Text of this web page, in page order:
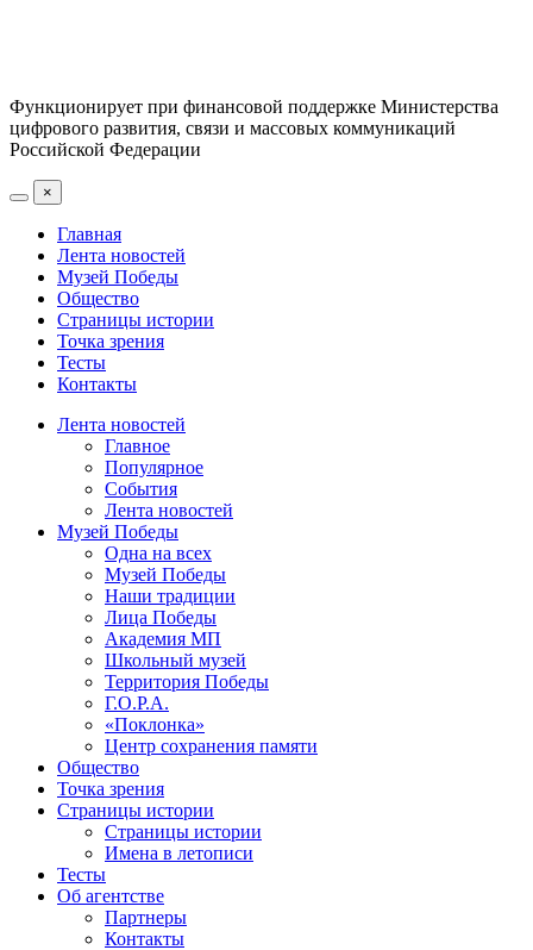
Функционирует при финансовой поддержке Министерства
цифрового развития, связи и массовых коммуникаций
Российской Федерации
×
Главная
Лента новостей
Музей Победы
Общество
Страницы истории
Точка зрения
Тесты
Контакты
Лента новостей
Главное
Популярное
События
Лента новостей
Музей Победы
Одна на всех
Музей Победы
Наши традиции
Лица Победы
Академия МП
Школьный музей
Территория Победы
Г.О.Р.А.
«Поклонка»
Центр сохранения памяти
Общество
Точка зрения
Страницы истории
Страницы истории
Имена в летописи
Тесты
Об агентстве
Партнеры
Контакты